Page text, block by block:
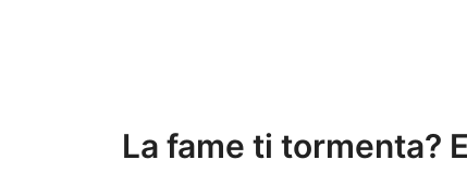
La fame ti tormenta?